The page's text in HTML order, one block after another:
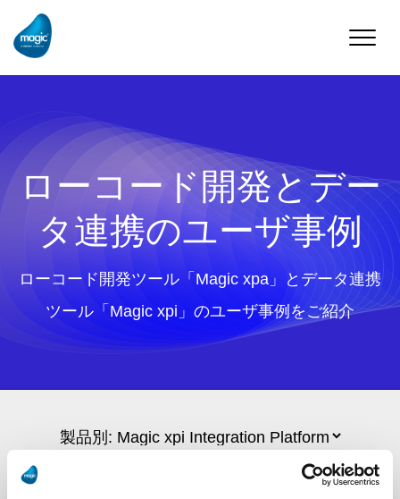
Toggle
ローコード開発とデー
タ連携のユーザ事例
ローコード開発ツール「Magic xpa」とデータ連携
ツール「Magic xpi」のユーザ事例をご紹介